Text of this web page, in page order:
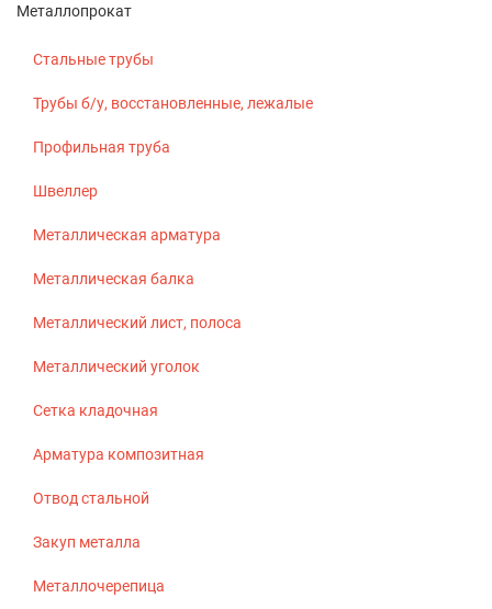
Металлопрокат
Стальные трубы
Трубы б/у, восстановленные, лежалые
Профильная труба
Швеллер
Металлическая арматура
Металлическая балка
Металлический лист, полоса
Металлический уголок
Сетка кладочная
Арматура композитная
Отвод стальной
Закуп металла
Металлочерепица